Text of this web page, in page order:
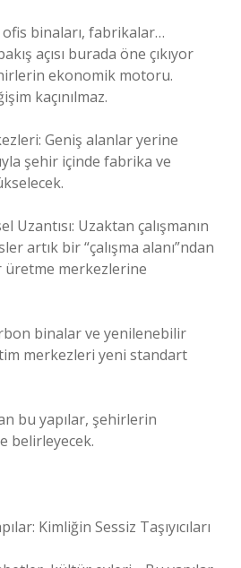
binaları, fabrikalar…
açısı burada öne çıkıyor
ekonomik motoru.
kaçınılmaz.
Geniş alanlar yerine
şehir içinde fabrika ve
Uzantısı: Uzaktan çalışmanın
artık bir “çalışma alanı”ndan
üretme merkezlerine
binalar ve yenilenebilir
merkezleri yeni standart
bu yapılar, şehirlerin
belirleyecek.
Kimliğin Sessiz Taşıyıcıları